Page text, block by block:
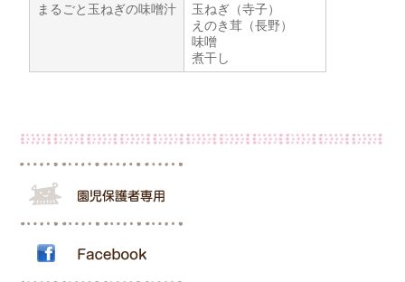
まるごと玉ねぎの味噌汁
玉ねぎ（寺子）
えのき茸（長野）
味噌
煮干し